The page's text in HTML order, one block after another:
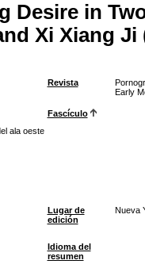
Desire in
Xi Xiang
Revista
Early
Fascículo
ala oeste
Lugar de
edición
Nueva
Idioma del
resumen